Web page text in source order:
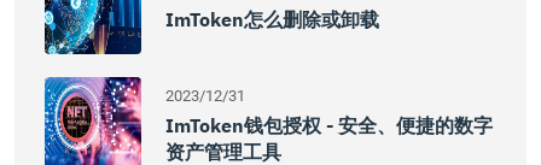
ImToken怎么删除或卸载
2023/12/31
ImToken钱包授权 - 安全、便捷的数字
资产管理工具